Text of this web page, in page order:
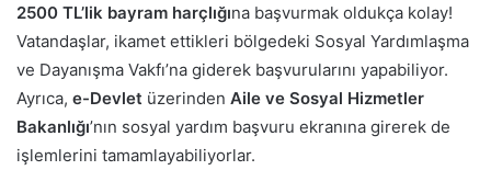
2500 TL’lik bayram harçlığına başvurmak oldukça kolay!
Vatandaşlar, ikamet ettikleri bölgedeki Sosyal Yardımlaşma
ve Dayanışma Vakfı’na giderek başvurularını yapabiliyor.
Ayrıca, e-Devlet üzerinden Aile ve Sosyal Hizmetler
Bakanlığı’nın sosyal yardım başvuru ekranına girerek de
işlemlerini tamamlayabiliyorlar.